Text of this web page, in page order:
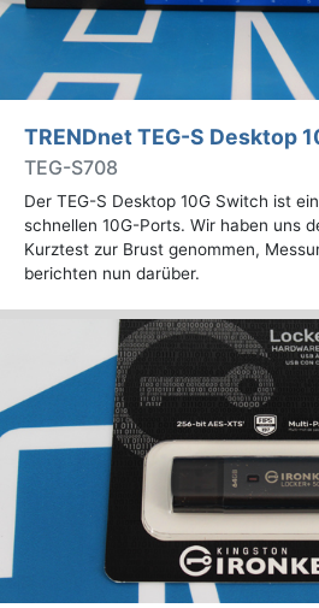
TRENDnet TEG-S Desktop
TEG-S708
Der TEG-S Desktop 10G Switch ist
schnellen 10G-Ports. Wir haben uns
Kurztest zur Brust genommen,
berichten nun darüber.